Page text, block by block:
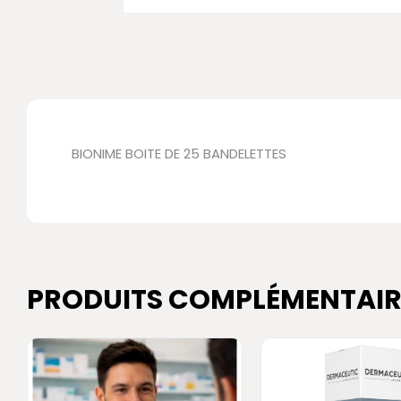
BIONIME BOITE DE 25 BANDELETTES
PRODUITS